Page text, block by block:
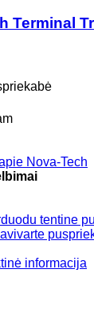
Terminal
Nova-Tech
tentine
informacija